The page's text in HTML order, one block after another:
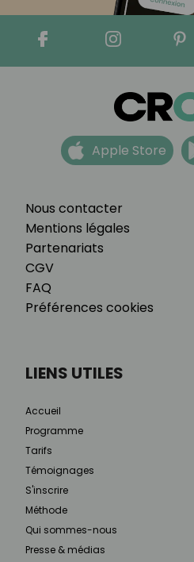
Nous contacter
Mentions légales
Partenariats
CGV
FAQ
Préférences cookies
Apple Store
LIENS UTILES
Accueil
Programme
Tarifs
Témoignages
S'inscrire
Méthode
Qui sommes-nous
Presse & médias